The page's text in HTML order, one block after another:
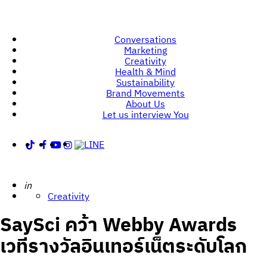
Conversations
Marketing
Creativity
Health & Mind
Sustainability
Brand Movements
About Us
Let us interview You
Posted
in
Creativity
SaySci คว้า Webby Awards
เวทีรางวัลอินเทอร์เน็ตระดับโลก